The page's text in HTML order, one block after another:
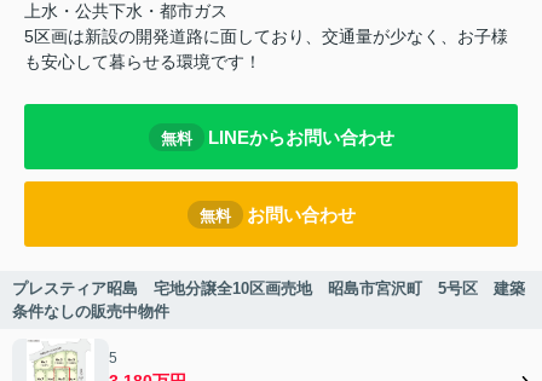
上水・公共下水・都市ガス
5区画は新設の開発道路に面しており、交通量が少なく、お子様
も安心して暮らせる環境です！
無料 LINEからお問い合わせ
無料 お問い合わせ
プレスティア昭島 宅地分譲全10区画売地 昭島市宮沢町 5号区 建築
条件なしの販売中物件
5